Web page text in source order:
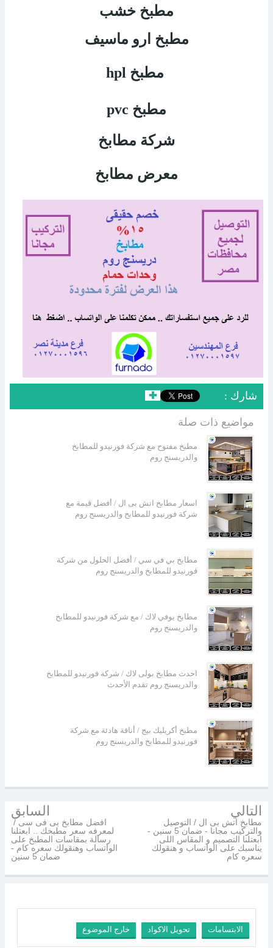
مطبخ خشب
مطبخ ارو ماسيف
مطبخ hpl
مطبخ pvc
شركة مطابخ
معرض مطابخ
: شارك ✚
مواضيع ذات صلة
مطبخ مفتوح مع شركة فورنيدو للمطابخ
والدريسنج روم
اسعار مطابخ اتش بى ال / أفضل قيمة مع
شركة فورنيدو للمطابخ والدريسنج روم
مطابخ بي في سي / أفضل الحلول من شركة
فورنيدو للمطابخ والدريسنج روم
مطابخ يوفي لاك / مع شركة فورنيدو للمطابخ
والدريسنج روم
احدث مطابخ بولى لاك / شركة فورنيدو للمطابخ
والدريسنج روم تقدم الأحدث
مطبخ أكريليك بيج / أناقة هادئة مع شركة
فورنيدو للمطابخ والدريسنج روم
التالي
مطابخ اتش بى ال / التوصيل
والتركيب مجانا - ضمان 5 سنين -
ابعتلنا التصميم و المقاس اللى
يناسبك على الواتساب و هنقولك
سعره كام
السابق
افضل مطابخ بى فى سى /
لمعرفه سعر مطبخك .. ابعتلنا
رسالة بمقاسات المطبخ على
الواتساب وهنقولك سعره كام -
ضمان 5 سنين
خارج الموضوع تحويل الاكواد الابتسامات